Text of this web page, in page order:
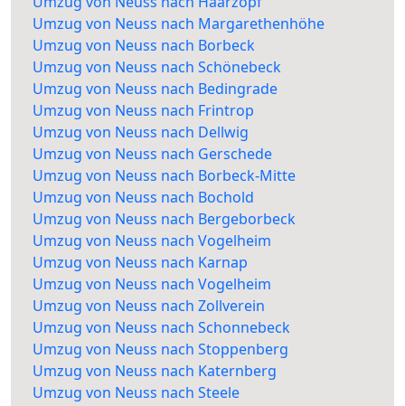
Umzug von Neuss nach Margarethenhöhe
Umzug von Neuss nach Borbeck
Umzug von Neuss nach Schönebeck
Umzug von Neuss nach Bedingrade
Umzug von Neuss nach Frintrop
Umzug von Neuss nach Dellwig
Umzug von Neuss nach Gerschede
Umzug von Neuss nach Borbeck-Mitte
Umzug von Neuss nach Bochold
Umzug von Neuss nach Bergeborbeck
Umzug von Neuss nach Vogelheim
Umzug von Neuss nach Karnap
Umzug von Neuss nach Vogelheim
Umzug von Neuss nach Zollverein
Umzug von Neuss nach Schonnebeck
Umzug von Neuss nach Stoppenberg
Umzug von Neuss nach Katernberg
Umzug von Neuss nach Steele